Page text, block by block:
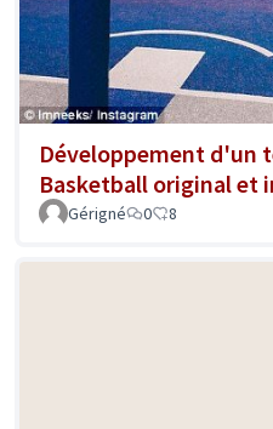
Développement d'un
Basketball original et
Gérigné 0 8